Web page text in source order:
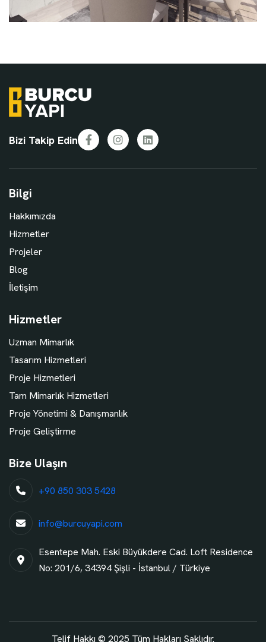
Bizi Takip Edin FacebookInstagramLinkedIn
Bilgi
Hakkımızda
Hizmetler
Projeler
Blog
İletişim
Hizmetler
Uzman Mimarlık
Tasarım Hizmetleri
Proje Hizmetleri
Tam Mimarlık Hizmetleri
Proje Yönetimi & Danışmanlık
Proje Geliştirme
Bize Ulaşın
+90 850 303 5428
info@burcuyapi.com
Esentepe Mah. Eski Büyükdere Cad. Loft Residence
No: 201/6, 34394 Şişli - İstanbul / Türkiye
Telif Hakkı © 2025 Tüm Hakları Saklıdır.